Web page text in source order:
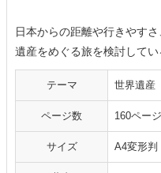
日本からの距離や行きやす
遺産をめぐる旅を検討してい
テーマ 世界遺産
ページ数 160ページ
サイズ A4変形判